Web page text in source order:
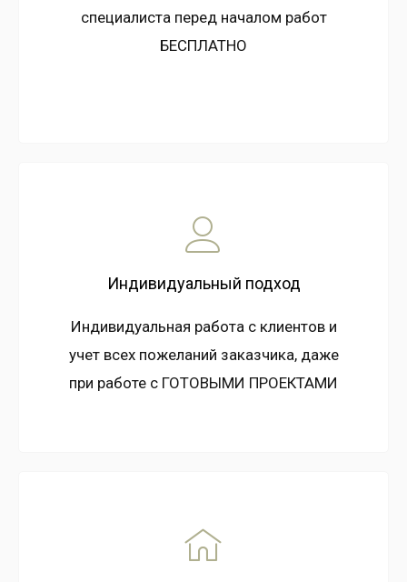
специалиста перед началом работ
БЕСПЛАТНО
Индивидуальный подход
Индивидуальная работа с клиентов и
учет всех пожеланий заказчика, даже
при работе с ГОТОВЫМИ ПРОЕКТАМИ